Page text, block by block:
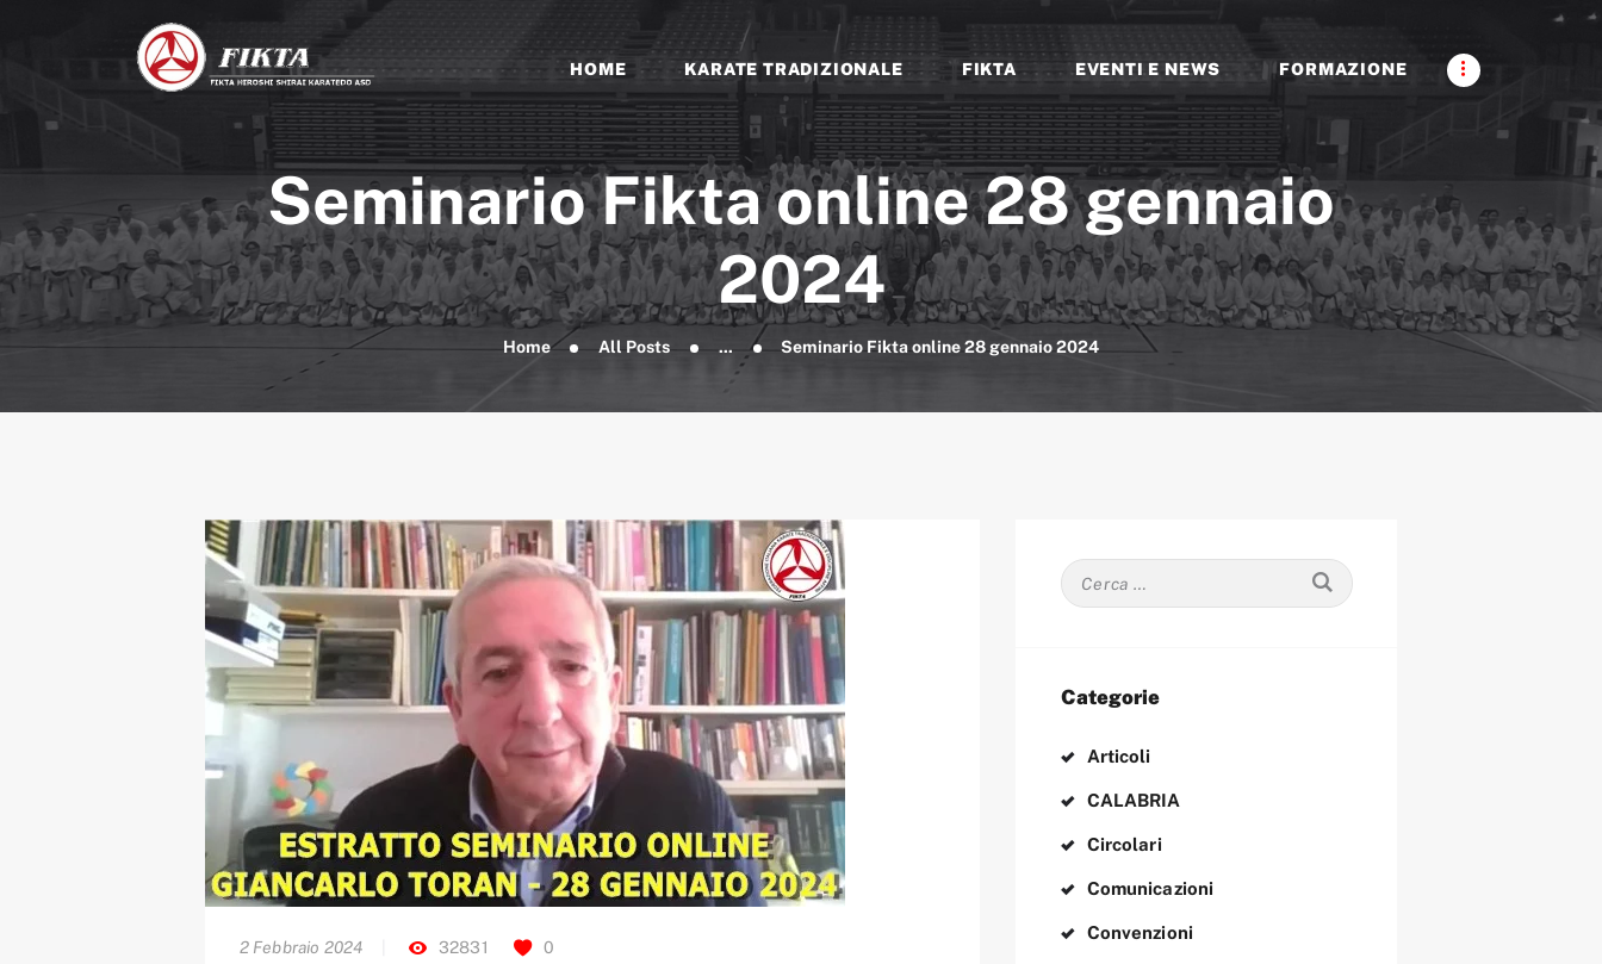
HOME KARATE TRADIZIONALE FIKTA EVENTI E NEWS FORMAZIONE
Seminario Fikta online 28 gennaio
2024
Home All Posts ... Seminario Fikta online 28 gennaio 2024
FIKTA
Associazione Sportiva Dilettantistica
FORMAZIONE
DOCUMENTI
2 Febbraio 2024 32831 0
Ricerca
per:
Categorie
Articoli
CALABRIA
Circolari
Comunicazioni
Convenzioni